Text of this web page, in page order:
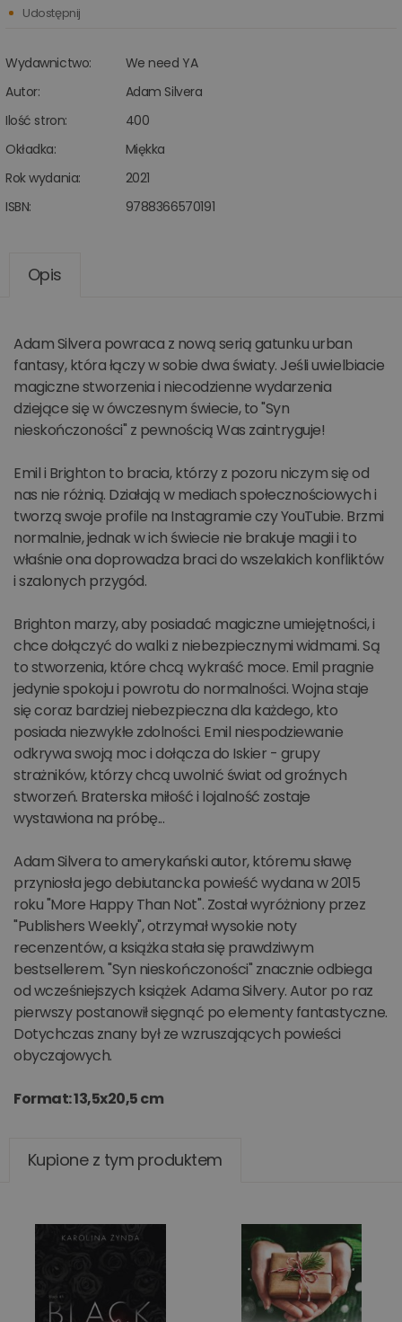
Wydawnictwo:
We need YA
Autor:
Adam Silvera
Ilość stron:
400
Okładka:
Miękka
Rok wydania:
2021
ISBN:
9788366570191
Udostępnij
Opis
Adam Silvera powraca z nową serią gatunku urban
fantasy, która łączy w sobie dwa światy. Jeśli uwielbiacie
magiczne stworzenia i niecodzienne wydarzenia
dziejące się w ówczesnym świecie, to "Syn
nieskończoności" z pewnością Was zaintryguje!
Emil i Brighton to bracia, którzy z pozoru niczym się od
nas nie różnią. Działają w mediach społecznościowych i
tworzą swoje profile na Instagramie czy YouTubie. Brzmi
normalnie, jednak w ich świecie nie brakuje magii i to
właśnie ona doprowadza braci do wszelakich konfliktów
i szalonych przygód.
Brighton marzy, aby posiadać magiczne umiejętności, i
chce dołączyć do walki z niebezpiecznymi widmami. Są
to stworzenia, które chcą wykraść moce. Emil pragnie
jedynie spokoju i powrotu do normalności. Wojna staje
się coraz bardziej niebezpieczna dla każdego, kto
posiada niezwykłe zdolności. Emil niespodziewanie
odkrywa swoją moc i dołącza do Iskier - grupy
strażników, którzy chcą uwolnić świat od groźnych
stworzeń. Braterska miłość i lojalność zostaje
wystawiona na próbę...
Adam Silvera to amerykański autor, któremu sławę
przyniosła jego debiutancka powieść wydana w 2015
roku "More Happy Than Not". Został wyróżniony przez
"Publishers Weekly", otrzymał wysokie noty
recenzentów, a książka stała się prawdziwym
bestsellerem. "Syn nieskończoności" znacznie odbiega
od wcześniejszych książek Adama Silvery. Autor po raz
pierwszy postanowił sięgnąć po elementy fantastyczne.
Dotychczas znany był ze wzruszających powieści
obyczajowych.
Format: 13,5x20,5 cm
Kupione z tym produktem